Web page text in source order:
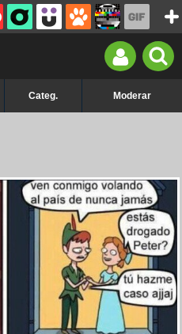
Categ. Moderar